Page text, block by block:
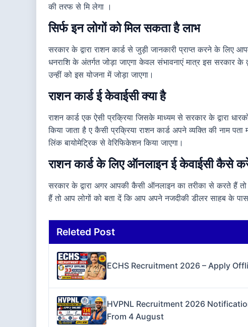
की तरफ से मि लेगा ।
सिर्फ इन लोगों को मिल सकता है लाभ
सरकार के द्वारा राशन कार्ड से जुड़ी जानकारी प्राप्त करने के लिए
धनराशि के अंतर्गत जोड़ा जाएगा केवल संभावनाएं मात्र इस सरकार के
उन्हीं को इस योजना में जोड़ा जाएगा।
राशन कार्ड ई केवाईसी क्या है
राशन कार्ड एक ऐसी प्रक्रिया जिसके माध्यम से सरकार के द्वारा
किया जाता है ए कैसी प्रक्रिया राशन कार्ड अपने व्यक्ति की
लिंक बायोमेट्रिक से वेरिफिकेशन किया जाएगा।
राशन कार्ड के लिए ऑनलाइन ई केवाईसी कैसे
सरकार के द्वारा अगर आपकी कैसी ऑनलाइन का तरीका से करते हैं
हैं तो आप लोगों को बता दें कि आप अपने नजदीकी डीलर साहब के
Releted Post
ECHS Recruitment 2026 – Apply
HVPNL Recruitment 2026
From 4 August